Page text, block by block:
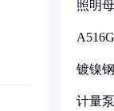
照明
镀镍
计量